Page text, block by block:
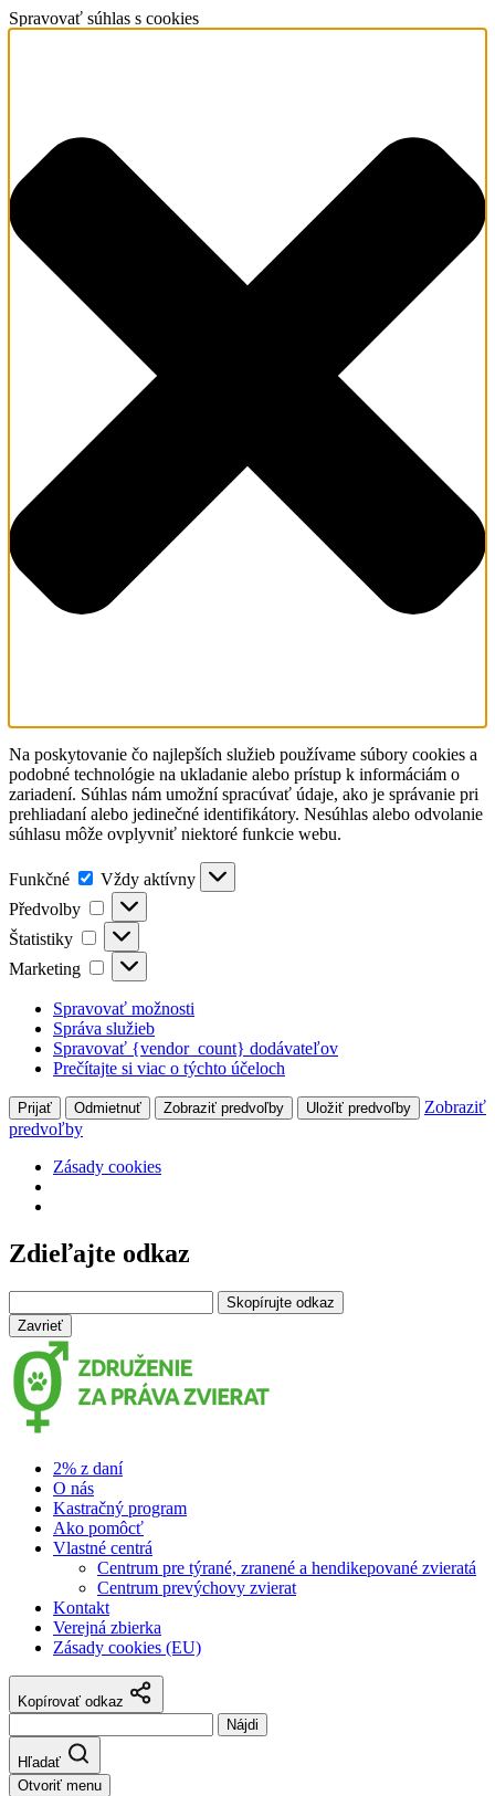
Spravovať súhlas s cookies
Na poskytovanie čo najlepších služieb používame súbory cookies a
podobné technológie na ukladanie alebo prístup k informáciám o
zariadení. Súhlas nám umožní spracúvať údaje, ako je správanie pri
prehliadaní alebo jedinečné identifikátory. Nesúhlas alebo odvolanie
súhlasu môže ovplyvniť niektoré funkcie webu.
Funkčné Funkčné
Vždy aktívny
Předvolby
Předvolby
Štatistiky Štatistiky
Marketing Marketing
Spravovať možnosti
Správa služieb
Spravovať {vendor_count} dodávateľov
Prečítajte si viac o týchto účeloch
Prijať Odmietnuť Zobraziť predvoľby Uložiť predvoľby
Zobraziť
predvoľby
Zásady cookies
Zdieľajte odkaz
Skopírujte odkaz
Zavrieť
2% z daní
O nás
Kastračný program
Ako pomôcť
Vlastné centrá
Centrum pre týrané, zranené a hendikepované zvieratá
Centrum prevýchovy zvierat
Kontakt
Verejná zbierka
Zásady cookies (EU)
Kopírovať odkaz
Hľadať
Otvoriť menu